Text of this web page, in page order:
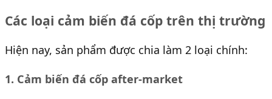
Các loại cảm biến đá cốp trên thị trường
Hiện nay, sản phẩm được chia làm 2 loại chính:
1. Cảm biến đá cốp after-market